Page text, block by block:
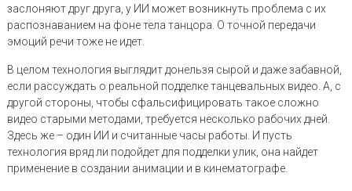
заслоняют друг друга, у ИИ может возникнуть проблема с их
распознаванием на фоне тела танцора. О точной передачи
эмоций речи тоже не идет.
В целом технология выглядит донельзя сырой и даже забавной,
если рассуждать о реальной подделке танцевальных видео. А, с
другой стороны, чтобы сфальсифицировать такое сложно
видео старыми методами, требуется несколько рабочих дней.
Здесь же – один ИИ и считанные часы работы. И пусть
технология вряд ли подойдет для подделки улик, она найдет
применение в создании анимации и в кинематографе.